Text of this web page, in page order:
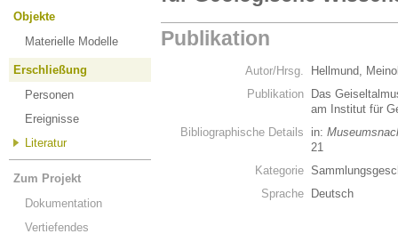
Objekte
Materielle Modelle
Erschließung
Personen
Ereignisse
Literatur
Zum Projekt
Dokumentation
Vertiefendes
Publikation
Autor/Hrsg.
Hellmund,
Publikation
Das
am Institut für
Bibliographische Details
in:
21
Kategorie
Sprache
Deutsch